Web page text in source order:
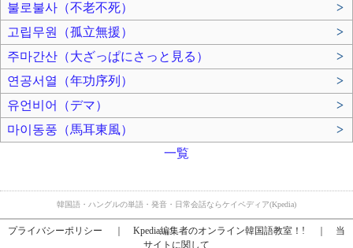
불로불사（不老不死）
>
고립무원（孤立無援）
>
주마간산（大ざっぱにさっと見る）
>
연공서열（年功序列）
>
유언비어（デマ）
>
마이동풍（馬耳東風）
>
一覧
韓国語・ハングルの単語・発音・日常会話ならケイペディア(Kpedia)
プライバシーポリシー Kpedia編集者のオンライン韓国語教室！!
当
サイトに関して